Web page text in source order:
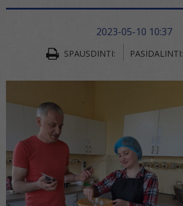
2023-05-10 10:37
SPAUSDINTI: PASIDALINTI: